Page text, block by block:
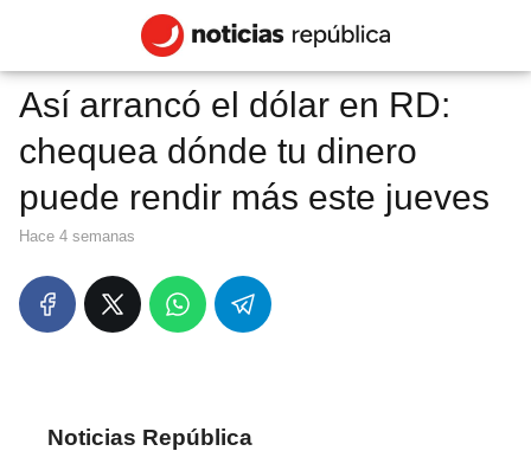
Así arrancó el dólar en RD:
chequea dónde tu dinero
puede rendir más este jueves
hace 4 semanas
Noticias República